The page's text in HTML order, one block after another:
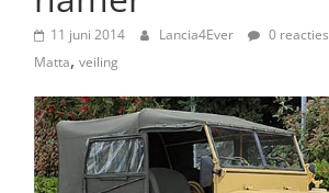
lifestyle
11 juni 2014 Lancia4Ever 0 reacties
Matta, veiling